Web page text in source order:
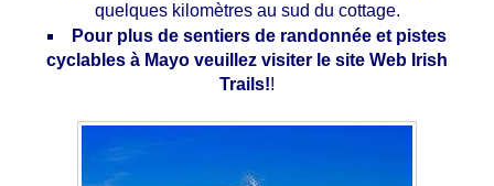
quelques kilomètres au sud du cottage.
Pour plus de sentiers de randonnée et pistes
cyclables à Mayo veuillez visiter le site Web Irish
Trails!!